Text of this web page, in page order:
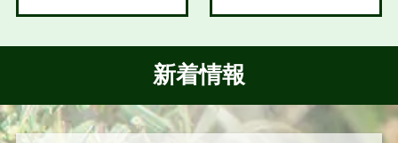
新着情報